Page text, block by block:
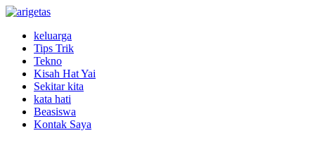
keluarga
Tips Trik
Tekno
Kisah Hat Yai
Sekitar kita
kata hati
Beasiswa
Kontak Saya